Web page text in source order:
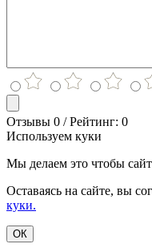
Отзывы 0 / Рейтинг: 0
Используем куки
Мы делаем это чтобы
Оставаясь на сайте, вы
куки.
ОК